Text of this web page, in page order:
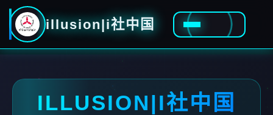
illusion|i社中国
ILLUSION|I社中国